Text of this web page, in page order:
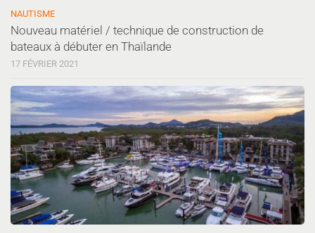
NAUTISME
Nouveau matériel / technique de construction de
bateaux à débuter en Thaïlande
17 FÉVRIER 2021